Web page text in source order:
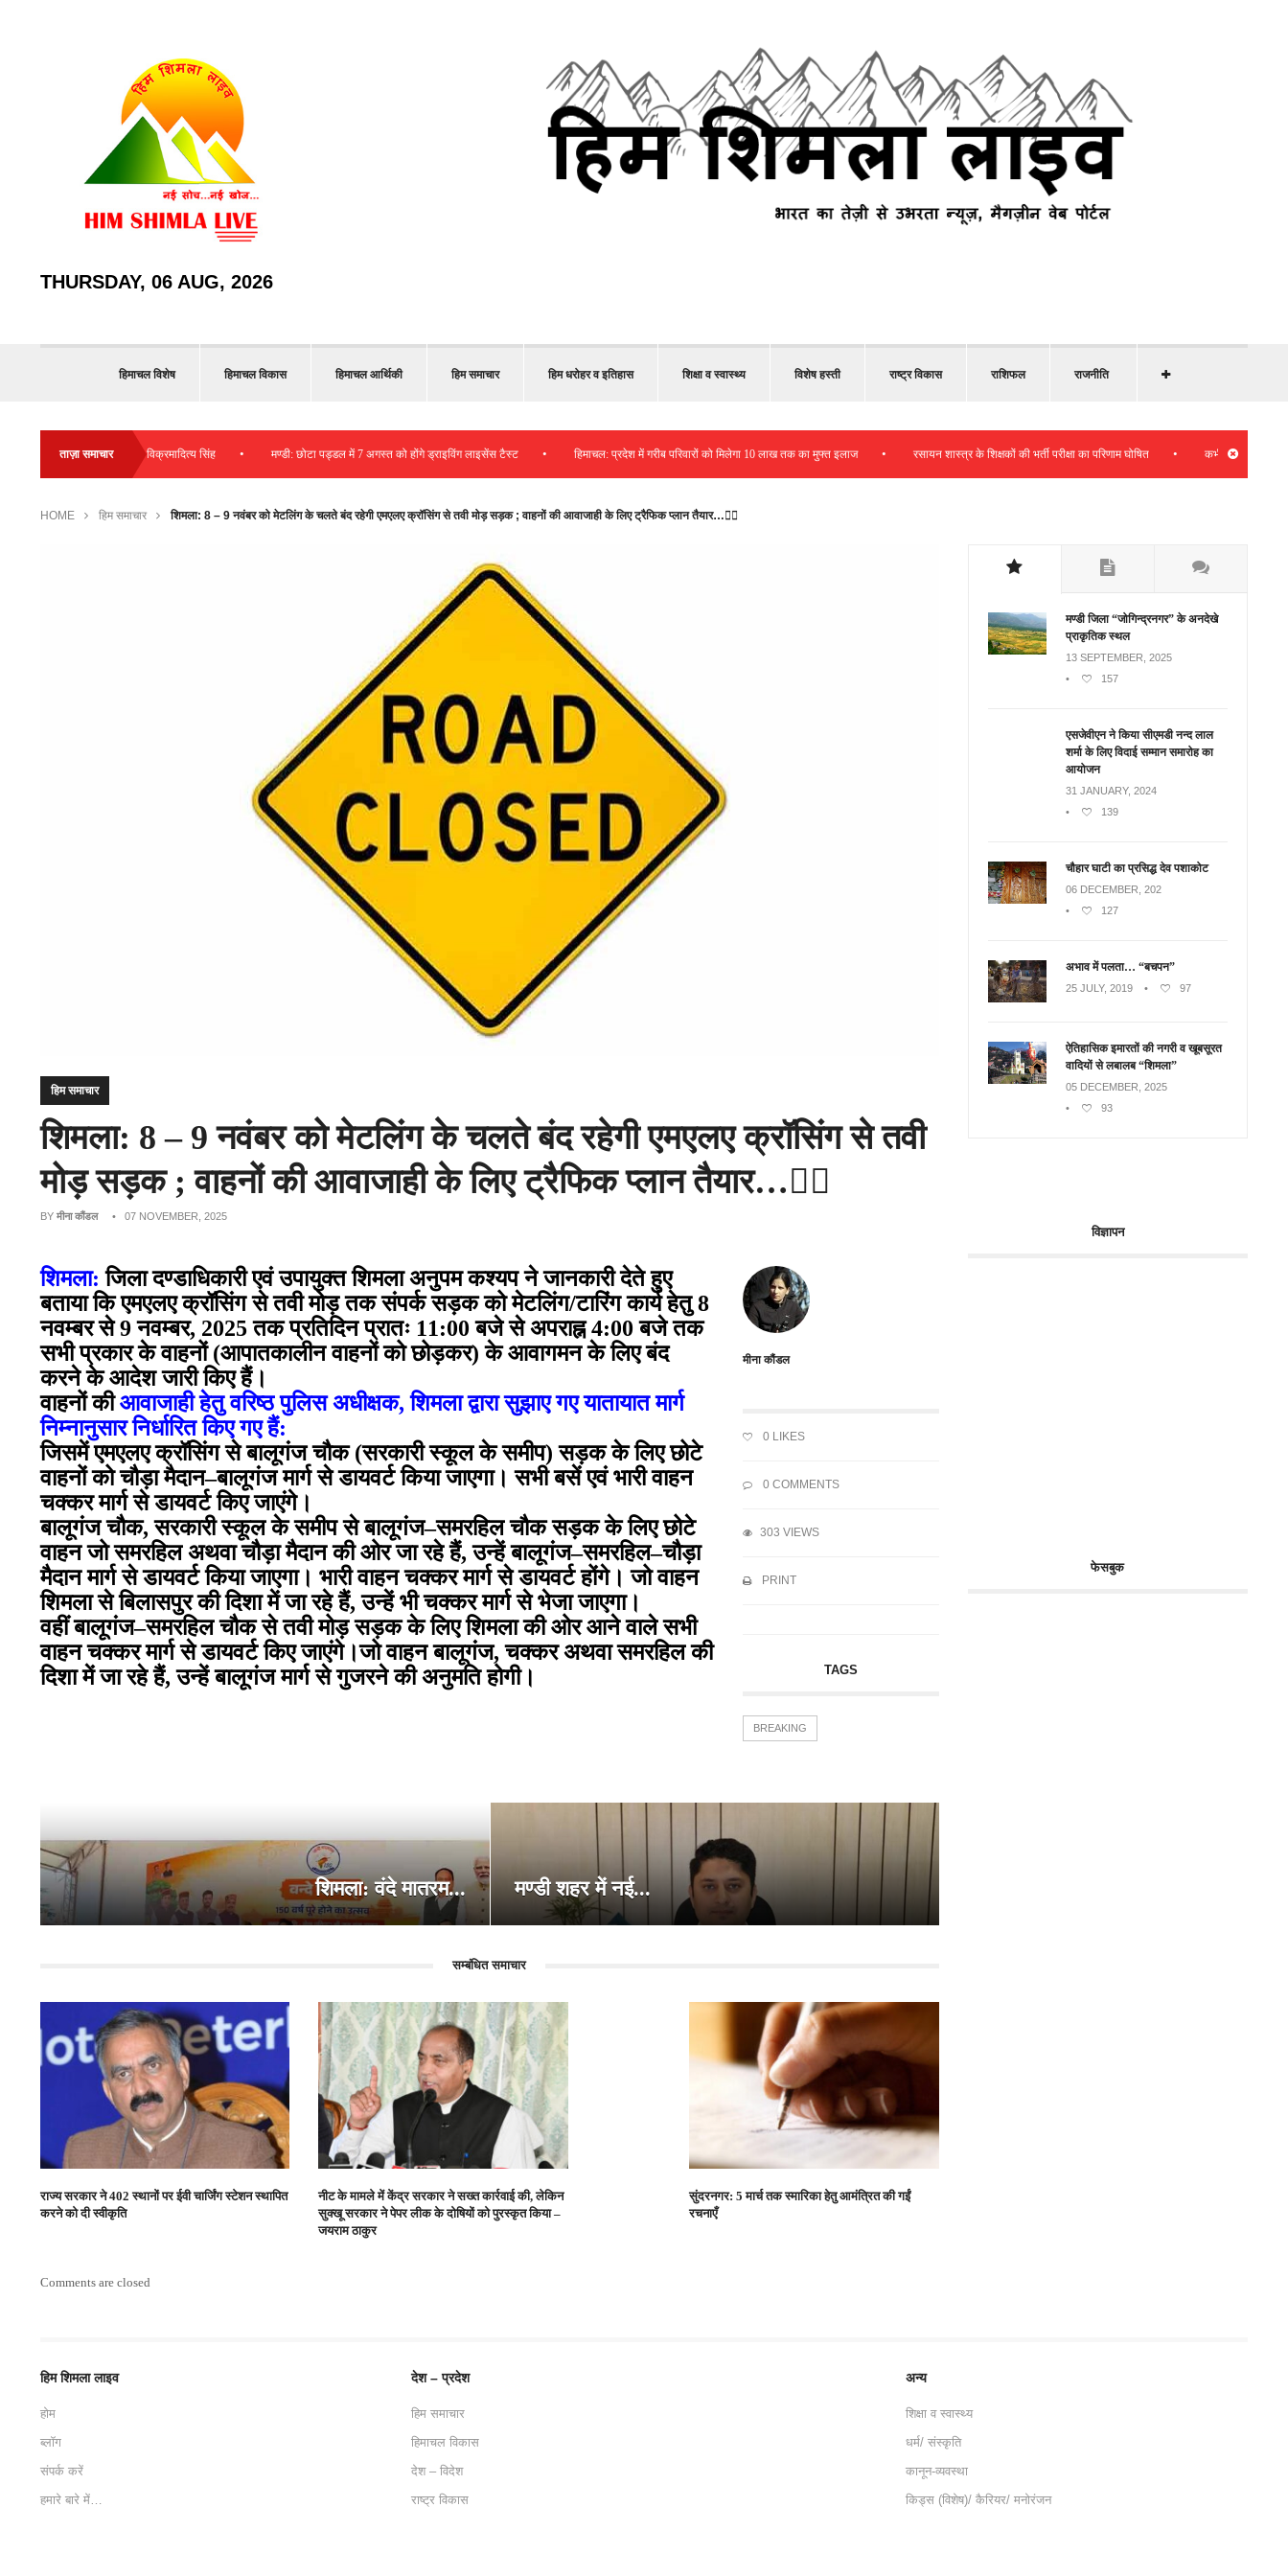
THURSDAY, 06 AUG, 2026
हिमाचल विशेष हिमाचल विकास हिमाचल आर्थिकी हिम समाचार हिम धरोहर व इतिहास शिक्षा व स्वास्थ्य विशेष हस्ती राष्ट्र विकास राशिफल राजनीति
ताज़ा समाचार
राशि की जा रही व्यय – विक्रमादित्य सिंह • मण्डी: छोटा पड्डल में 7 अगस्त को होंगे ड्राइविंग लाइसेंस टैस्ट • हिमाचल: प्रदेश में गरीब परिवारों को मिलेगा 10 लाख तक का मुफ्त इलाज • रसायन शास्त्र के शिक्षकों की भर्ती परीक्षा का परिणाम घोषित • कभी भी प्रदेश हितों के
HOME हिम समाचार शिमला: 8 – 9 नवंबर को मेटलिंग के चलते बंद रहेगी एमएलए क्रॉसिंग से तवी मोड़ सड़क ; वाहनों की आवाजाही के लिए ट्रैफिक प्लान तैयार…👇🏻
हिम समाचार
शिमला: 8 – 9 नवंबर को मेटलिंग के चलते बंद रहेगी एमएलए क्रॉसिंग से तवी
मोड़ सड़क ; वाहनों की आवाजाही के लिए ट्रैफिक प्लान तैयार…👇🏻
BY मीना कौंडल • 07 NOVEMBER, 2025
मीना कौंडल
0 LIKES
0 COMMENTS
303 VIEWS
PRINT
TAGS
BREAKING
शिमला: जिला दण्डाधिकारी एवं उपायुक्त शिमला अनुपम कश्यप ने जानकारी देते हुए
बताया कि एमएलए क्रॉसिंग से तवी मोड़ तक संपर्क सड़क को मेटलिंग/टारिंग कार्य हेतु 8
नवम्बर से 9 नवम्बर, 2025 तक प्रतिदिन प्रातः 11:00 बजे से अपराह्न 4:00 बजे तक
सभी प्रकार के वाहनों (आपातकालीन वाहनों को छोड़कर) के आवागमन के लिए बंद
करने के आदेश जारी किए हैं।
वाहनों कीआवाजाही हेतु वरिष्ठ पुलिस अधीक्षक, शिमला द्वारा सुझाए गए यातायात मार्ग
निम्नानुसार निर्धारित किए गए हैं:
जिसमें एमएलए क्रॉसिंग से बालूगंज चौक (सरकारी स्कूल के समीप) सड़क के लिए छोटे
वाहनों को चौड़ा मैदान–बालूगंज मार्ग से डायवर्ट किया जाएगा। सभी बसें एवं भारी वाहन
चक्कर मार्ग से डायवर्ट किए जाएंगे।
बालूगंज चौक, सरकारी स्कूल के समीप से बालूगंज–समरहिल चौक सड़क के लिए छोटे
वाहन जो समरहिल अथवा चौड़ा मैदान की ओर जा रहे हैं, उन्हें बालूगंज–समरहिल–चौड़ा
मैदान मार्ग से डायवर्ट किया जाएगा। भारी वाहन चक्कर मार्ग से डायवर्ट होंगे। जो वाहन
शिमला से बिलासपुर की दिशा में जा रहे हैं, उन्हें भी चक्कर मार्ग से भेजा जाएगा।
वहीं बालूगंज–समरहिल चौक से तवी मोड़ सड़क के लिए शिमला की ओर आने वाले सभी
वाहन चक्कर मार्ग से डायवर्ट किए जाएंगे।जो वाहन बालूगंज, चक्कर अथवा समरहिल की
दिशा में जा रहे हैं, उन्हें बालूगंज मार्ग से गुजरने की अनुमति होगी।
शिमला: वंदे मातरम... मण्डी शहर में नई...
सम्बंधित समाचार
राज्य सरकार ने 402 स्थानों पर ईवी चार्जिंग स्टेशन स्थापित
करने को दी स्वीकृति
नीट के मामले में केंद्र सरकार ने सख्त कार्रवाई की, लेकिन
सुक्खू सरकार ने पेपर लीक के दोषियों को पुरस्कृत किया –
जयराम ठाकुर
सुंदरनगर: 5 मार्च तक स्मारिका हेतु आमंत्रित की गईं
रचनाएँ
Comments are closed
मण्डी जिला “जोगिन्द्रनगर” के अनदेखे
प्राकृतिक स्थल
13 SEPTEMBER, 2025
•
157
एसजेवीएन ने किया सीएमडी नन्‍द लाल
शर्मा के लिए विदाई सम्मान समारोह का
आयोजन
31 JANUARY, 2024
•
139
चौहार घाटी का प्रसिद्ध देव पशाकोट
06 DECEMBER, 202
•
127
अभाव में पलता… “बचपन”
25 JULY, 2019 • 97
ऐतिहासिक इमारतों की नगरी व खूबसूरत
वादियों से लबालब “शिमला”
05 DECEMBER, 2025
•
93
विज्ञापन
फेसबुक
हिम शिमला लाइव
होम
ब्लॉग
संपर्क करें
हमारे बारे में…
देश – प्रदेश
हिम समाचार
हिमाचल विकास
देश – विदेश
राष्ट्र विकास
अन्य
शिक्षा व स्वास्थ्य
धर्म/ संस्कृति
कानून-व्यवस्था
किड्स (विशेष)/ कैरियर/ मनोरंजन